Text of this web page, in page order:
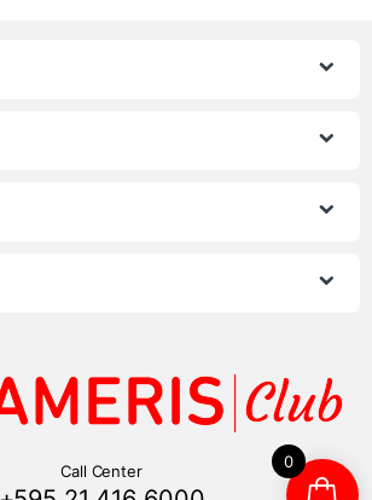
Call Center 0